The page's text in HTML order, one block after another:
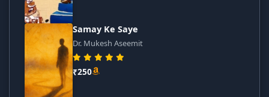
Samay Ke Saye
Dr. Mukesh Aseemit
₹250